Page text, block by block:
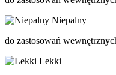
Niepalny
do zastosowań
Lekki